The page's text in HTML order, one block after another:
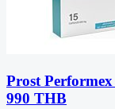
Prost
990 THB